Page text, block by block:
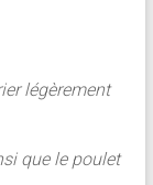
légèrement
que le poulet